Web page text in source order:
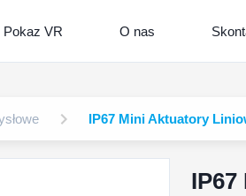
Pokaz VR O nas
IP67 Mini Aktuatory